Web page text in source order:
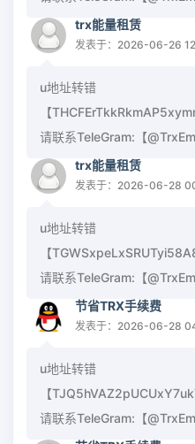
trx能量租赁
发表于：2026-06-26
u地址转错
【
请联系TeleGram:【@TrxEm
trx能量租赁
发表于：2026-06-28
u地址转错
【
请联系TeleGram:【@TrxEm
节省TRX手续费
发表于：2026-06-28
u地址转错
【
请联系TeleGram:【@TrxEm